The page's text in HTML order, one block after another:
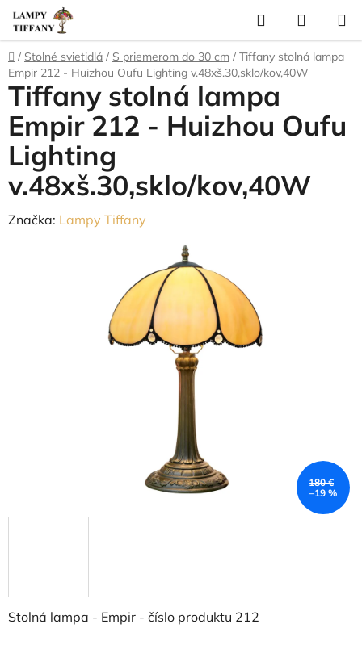
Prejsť
na
obsah
Hľadať
KOŠÍK
Domov
/ Stolné svietidlá / S priemerom do 30 cm / Tiffany stolná lampa
Empir 212 - Huizhou Oufu Lighting v.48xš.30,sklo/kov,40W
Stolná lampa - Empir - číslo produktu 212
Tiffany stolná lampa
Empir 212 - Huizhou Oufu
Lighting
v.48xš.30,sklo/kov,40W
Značka: Lampy Tiffany
180 €
–19 %